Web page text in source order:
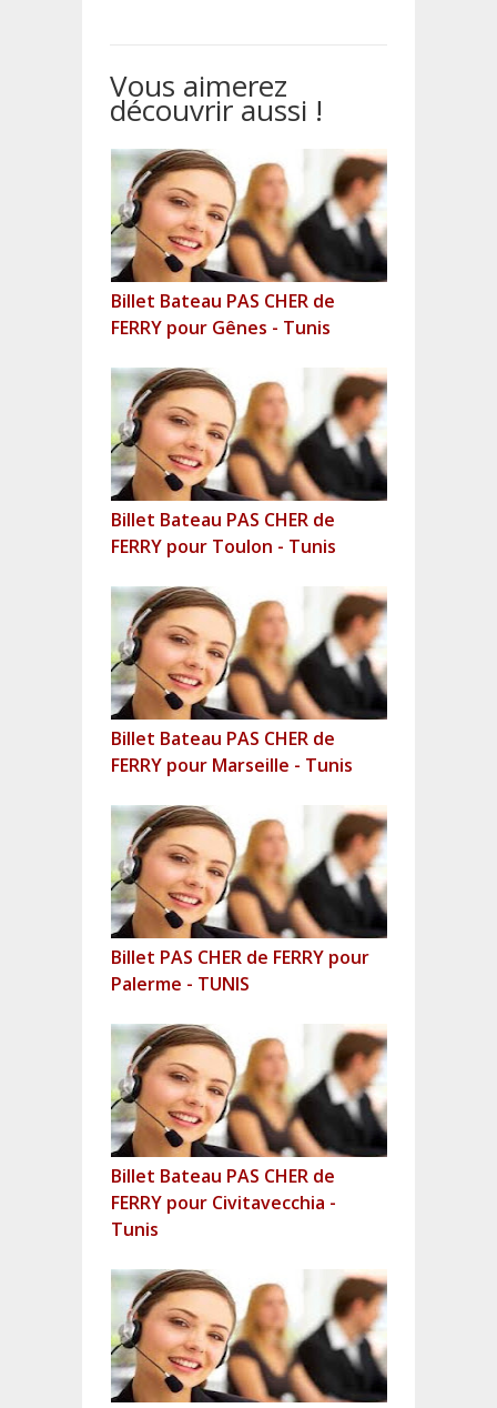
Vous aimerez
découvrir aussi !
Billet Bateau PAS CHER de
FERRY pour Gênes - Tunis
Billet Bateau PAS CHER de
FERRY pour Toulon - Tunis
Billet Bateau PAS CHER de
FERRY pour Marseille - Tunis
Billet PAS CHER de FERRY pour
Palerme - TUNIS
Billet Bateau PAS CHER de
FERRY pour Civitavecchia -
Tunis